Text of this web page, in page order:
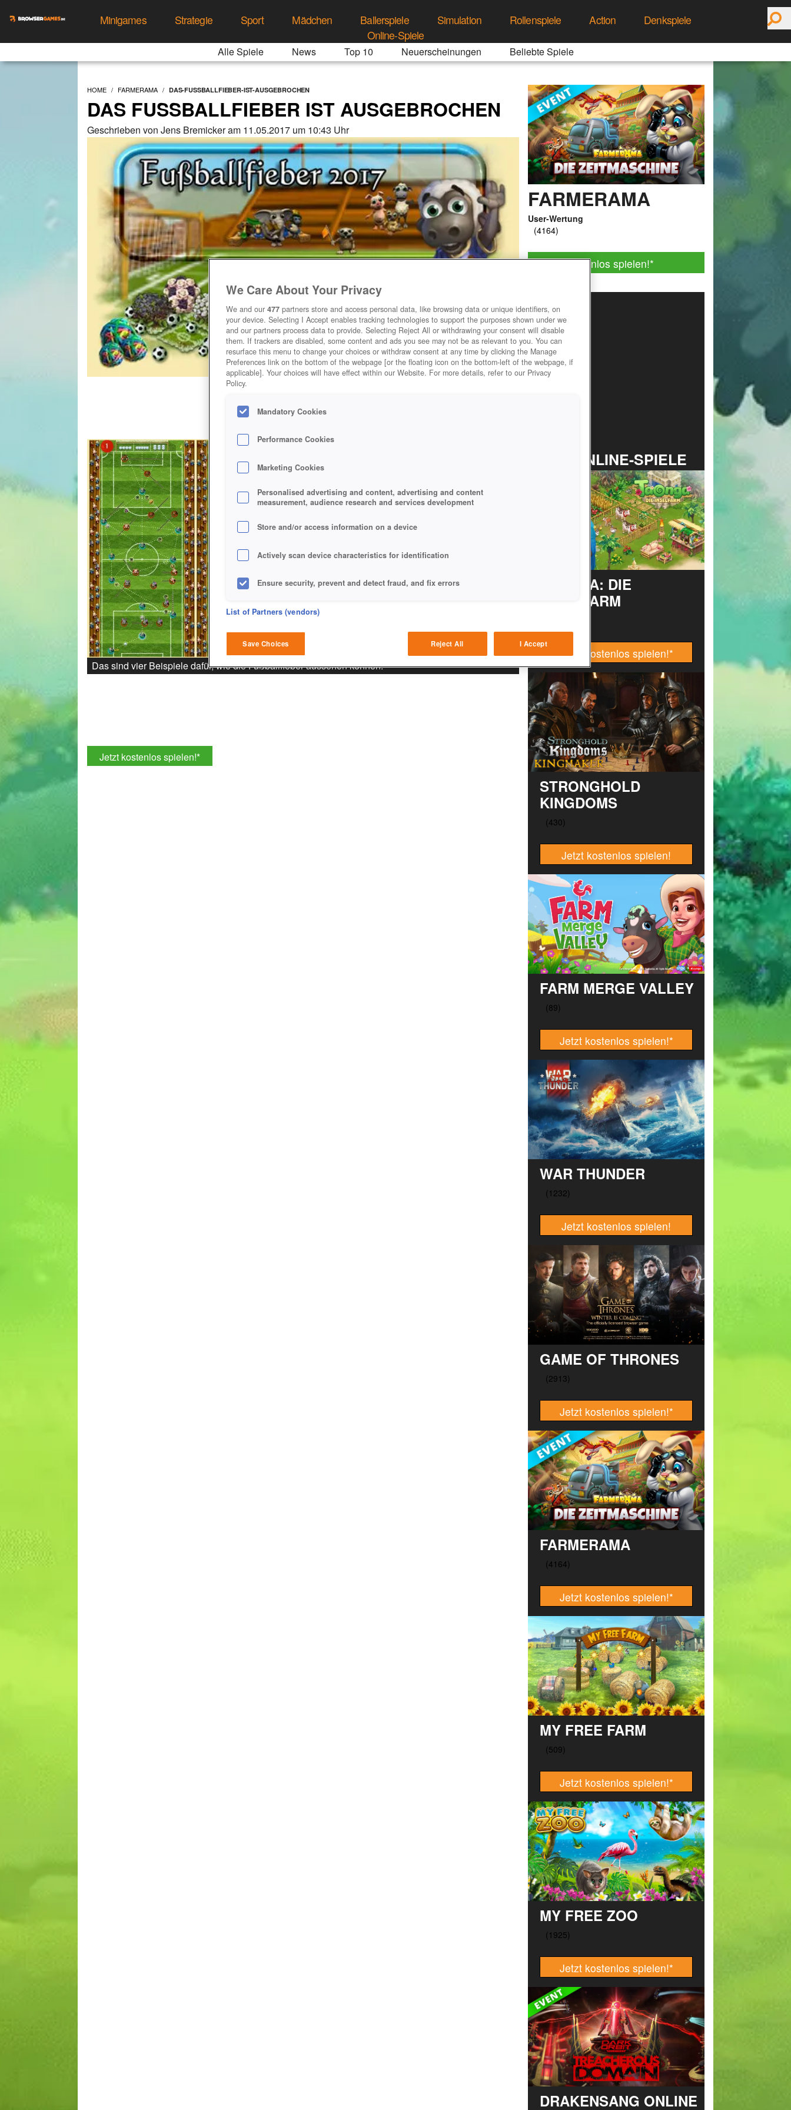
Minigames Strategie Sport Mädchen Ballerspiele Simulation Rollenspiele Action
Denkspiele
Online-Spiele
Alle Spiele News Top 10 Neuerscheinungen Beliebte Spiele
HOME FARMERAMA DAS-FUSSBALLFIEBER-IST-AUSGEBROCHEN
DAS FUSSBALLFIEBER IST AUSGEBROCHEN
Geschrieben von Jens Bremicker am 11.05.2017 um 10:43 Uhr
Das sind vier Beispiele dafür, wie die Fußballfieber aussehen können.
Jetzt kostenlos spielen!*
FARMERAMA
User-Wertung
Jetzt kostenlos spielen!*
TOP ONLINE-SPIELE
TAONGA: DIE
INSELFARM
Jetzt kostenlos spielen!*
STRONGHOLD
KINGDOMS
Jetzt kostenlos spielen!
FARM MERGE VALLEY
Jetzt kostenlos spielen!*
WAR THUNDER
Jetzt kostenlos spielen!
GAME OF THRONES
Jetzt kostenlos spielen!*
FARMERAMA
Jetzt kostenlos spielen!*
MY FREE FARM
Jetzt kostenlos spielen!*
MY FREE ZOO
Jetzt kostenlos spielen!*
DRAKENSANG ONLINE
We Care About Your Privacy
We and our 477 partners store and access personal data, like browsing data or unique identifiers, on
your device. Selecting I Accept enables tracking technologies to support the purposes shown under we
and our partners process data to provide. Selecting Reject All or withdrawing your consent will disable
them. If trackers are disabled, some content and ads you see may not be as relevant to you. You can
resurface this menu to change your choices or withdraw consent at any time by clicking the Manage
Preferences link on the bottom of the webpage [or the floating icon on the bottom-left of the webpage, if
applicable]. Your choices will have effect within our Website. For more details, refer to our Privacy
Policy.
Mandatory Cookies
Performance Cookies
Marketing Cookies
Personalised advertising and content, advertising and content
measurement, audience research and services development
Store and/or access information on a device
Actively scan device characteristics for identification
Ensure security, prevent and detect fraud, and fix errors
Deliver and present advertising and content
Match and combine data from other data sources
Link different devices
List of Partners (vendors)
Save Choices Reject All I Accept